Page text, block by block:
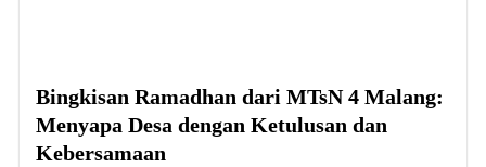
Bingkisan Ramadhan dari MTsN 4 Malang:
Menyapa Desa dengan Ketulusan dan
Kebersamaan